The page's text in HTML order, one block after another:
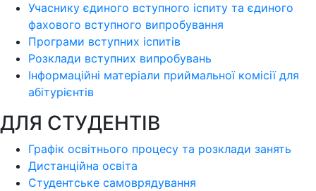
Учаснику єдиного вступного іспиту та єдиного
фахового вступного випробування
Програми вступних іспитів
Розклади вступних випробувань
Інформаційні матеріали приймальної комісії для
абітурієнтів
ДЛЯ СТУДЕНТІВ
Графік освітнього процесу та розклади занять
Дистанційна освіта
Студентське самоврядування